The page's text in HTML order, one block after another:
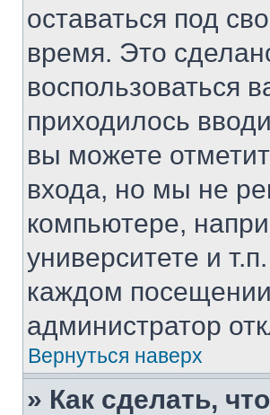
оставаться под
время. Это
воспользоваться
приходилось
вы можете
входа, но мы не
компьютере,
университете и
каждом
администратор
Вернуться наверх
» Как сделать,